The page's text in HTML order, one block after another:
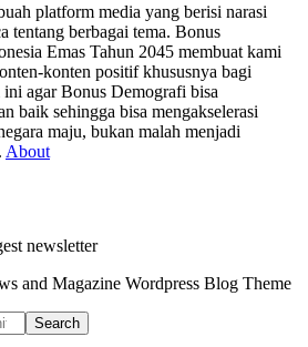
platform media yang berisi narasi
tentang berbagai tema. Bonus
Emas Tahun 2045 membuat kami
konten positif khususnya bagi
ini agar Bonus Demografi bisa
baik sehingga bisa mengakselerasi
maju, bukan malah menjadi
About
newsletter
and Magazine Wordpress Blog Theme